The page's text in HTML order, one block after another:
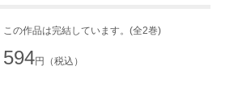
この作品は完結しています。(全2巻)
594円（税込）